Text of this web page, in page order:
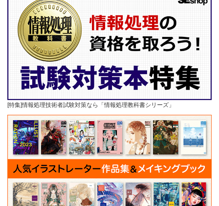
[特集]情報処理技術者試験対策なら「情報処理教科書シリーズ」